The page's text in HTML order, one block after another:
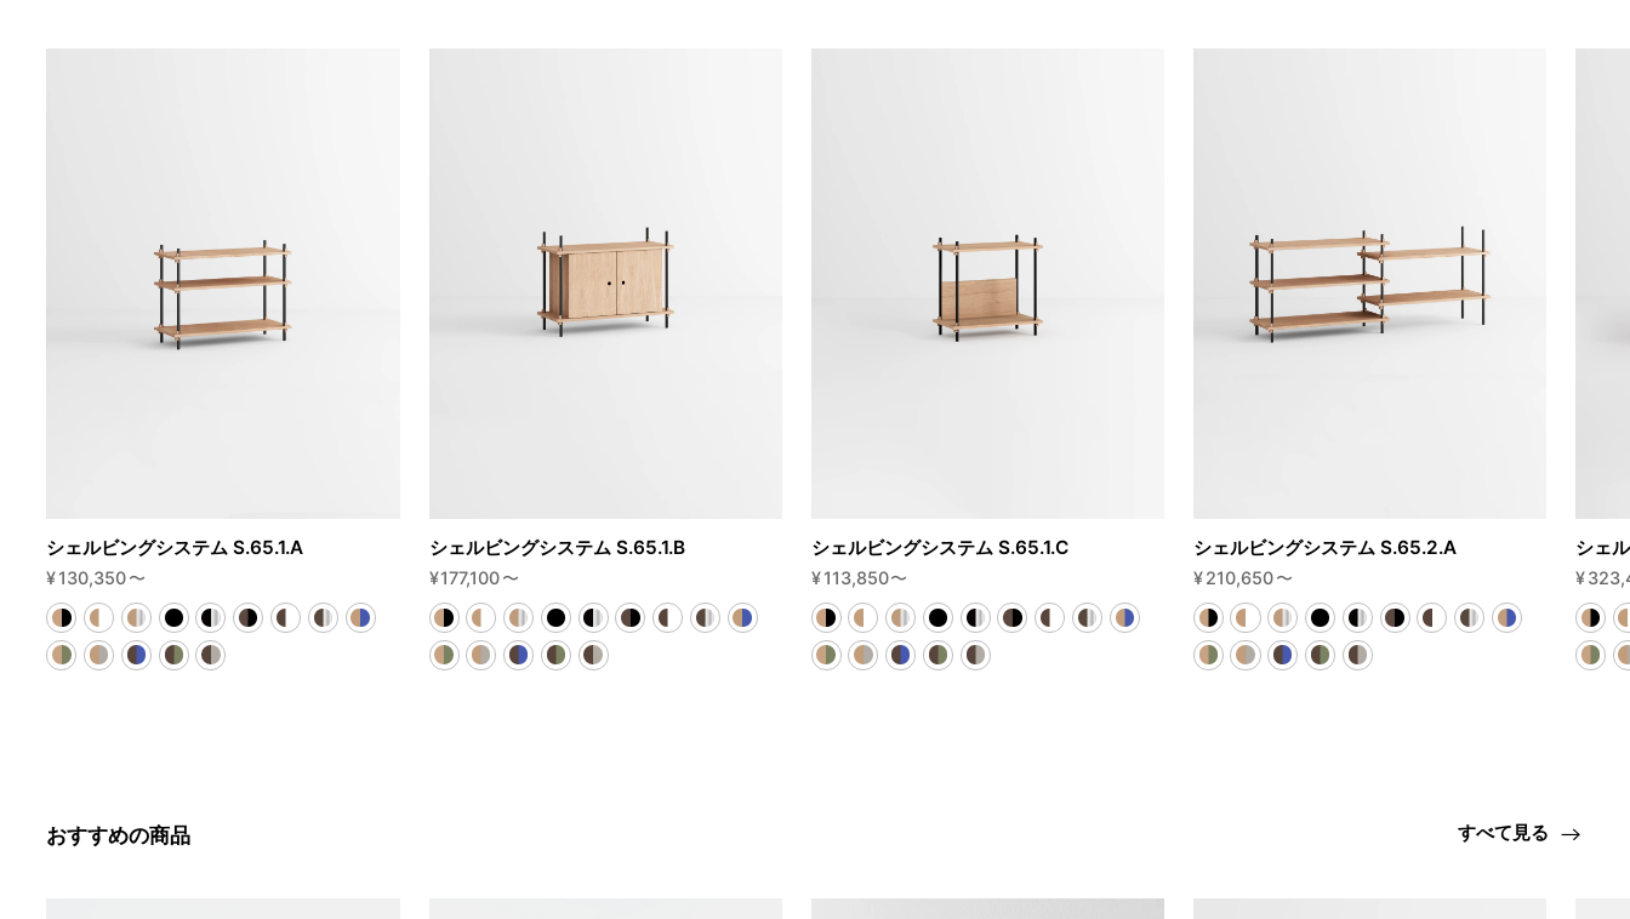
シェルビングシステム S.65.1.A
¥130,350〜
シェルビングシステム S.65.1.B
¥177,100〜
シェルビングシステム S.65.1.C
¥113,850〜
シェルビングシステム S.65.2.A
¥210,650〜
シェ
¥
おすすめの商品 すべて見る